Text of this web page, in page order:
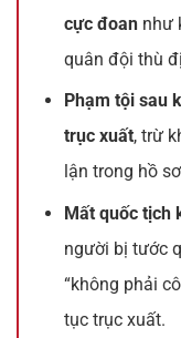
cực đoan như
quân đội thù
Phạm tội sau
trục xuất, trừ
lận trong hồ
Mất quốc tịch
người bị tước
“không phải
tục trục xuất.